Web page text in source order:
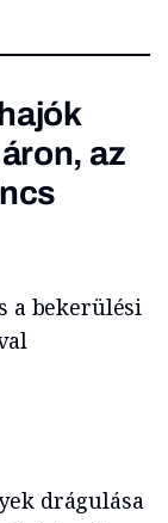
az
a bekerülési
drágulása